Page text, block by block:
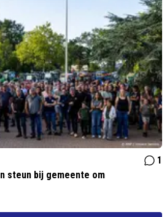
1
steun bij gemeente om